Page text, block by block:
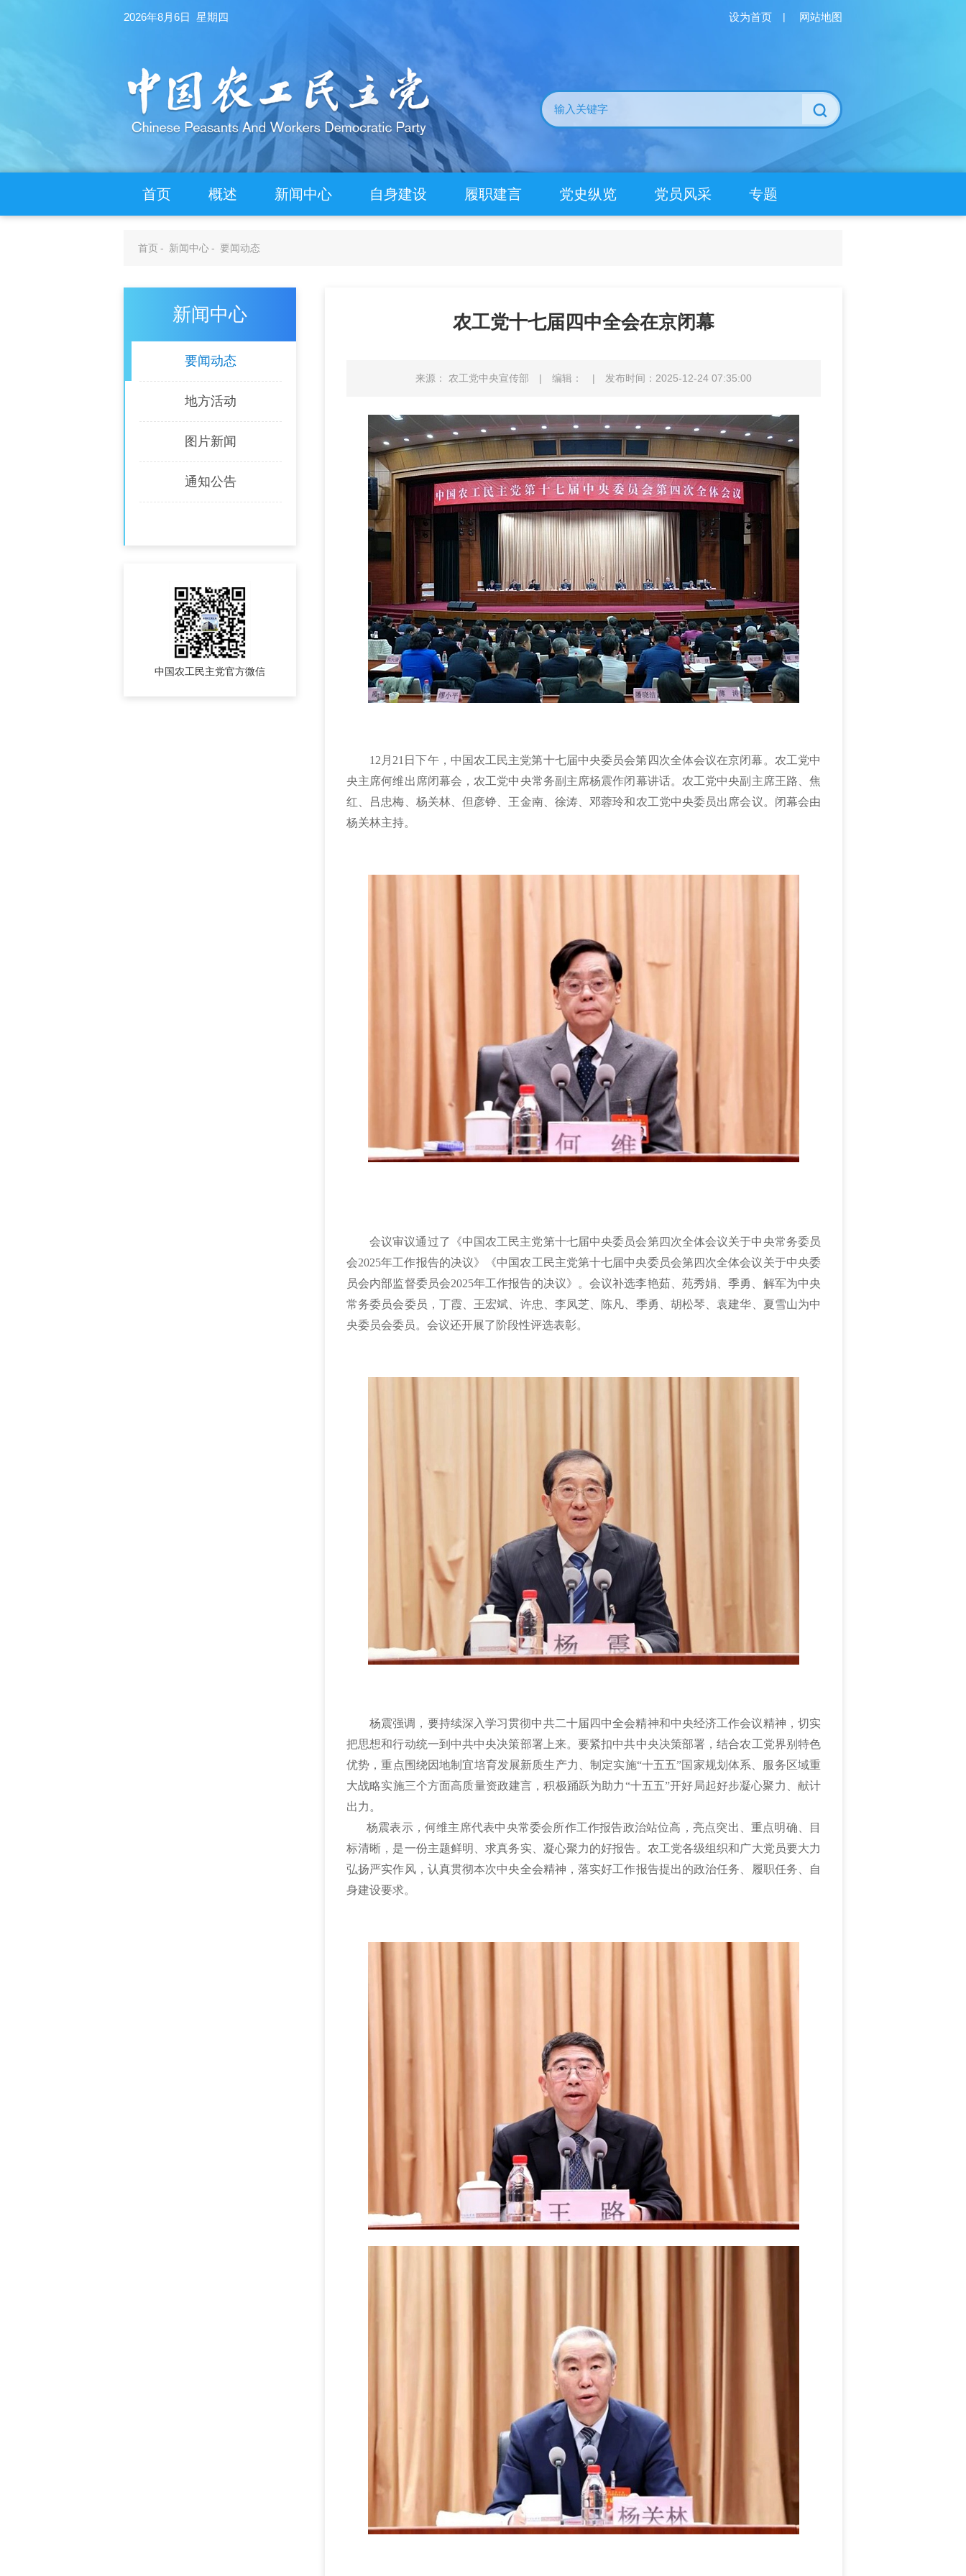
2026年8月6日 星期四 设为首页 | 网站地图
首页 概述 新闻中心 自身建设 履职建言 党史纵览 党员风采 专题
首页- 新闻中心- 要闻动态
新闻中心
要闻动态
地方活动
图片新闻
通知公告
中国农工民主党官方微信
农工党十七届四中全会在京闭幕
来源： 农工党中央宣传部 | 编辑： | 发布时间：2025-12-24 07:35:00
12月21日下午，中国农工民主党第十七届中央委员会第四次全体会议在京闭幕。农工党中
央主席何维出席闭幕会，农工党中央常务副主席杨震作闭幕讲话。农工党中央副主席王路、焦
红、吕忠梅、杨关林、但彦铮、王金南、徐涛、邓蓉玲和农工党中央委员出席会议。闭幕会由
杨关林主持。
会议审议通过了《中国农工民主党第十七届中央委员会第四次全体会议关于中央常务委员
会2025年工作报告的决议》《中国农工民主党第十七届中央委员会第四次全体会议关于中央委
员会内部监督委员会2025年工作报告的决议》。会议补选李艳茹、苑秀娟、季勇、解军为中央
常务委员会委员，丁霞、王宏斌、许忠、李凤芝、陈凡、季勇、胡松琴、袁建华、夏雪山为中
央委员会委员。会议还开展了阶段性评选表彰。
杨震强调，要持续深入学习贯彻中共二十届四中全会精神和中央经济工作会议精神，切实
把思想和行动统一到中共中央决策部署上来。要紧扣中共中央决策部署，结合农工党界别特色
优势，重点围绕因地制宜培育发展新质生产力、制定实施“十五五”国家规划体系、服务区域重
大战略实施三个方面高质量资政建言，积极踊跃为助力“十五五”开好局起好步凝心聚力、献计
出力。
杨震表示，何维主席代表中央常委会所作工作报告政治站位高，亮点突出、重点明确、目
标清晰，是一份主题鲜明、求真务实、凝心聚力的好报告。农工党各级组织和广大党员要大力
弘扬严实作风，认真贯彻本次中央全会精神，落实好工作报告提出的政治任务、履职任务、自
身建设要求。